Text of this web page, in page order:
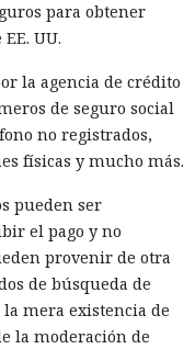
para obtener
UU.
la agencia de crédito
de seguro social
no registrados,
físicas y mucho más.
pueden ser
el pago y no
provenir de otra
de búsqueda de
mera existencia de
la moderación de